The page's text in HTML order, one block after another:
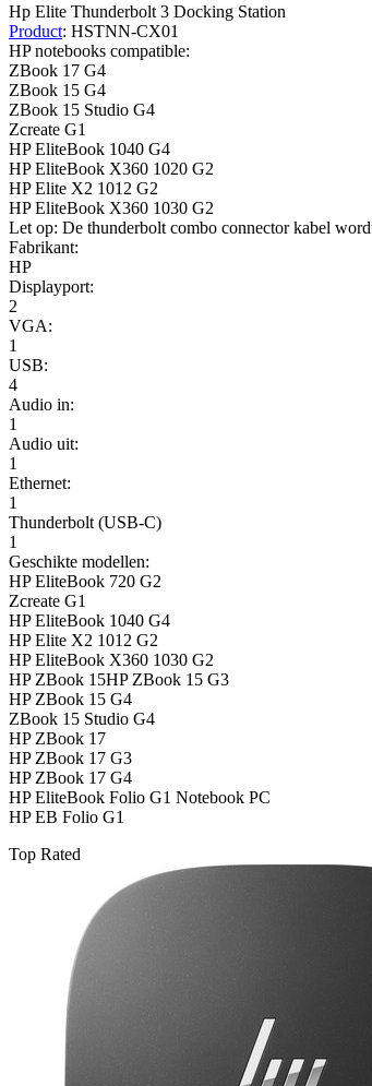
aantal
Hp Elite Thunderbolt 3 Docking Station
Product: HSTNN-CX01
HP notebooks compatible:
ZBook 17 G4
ZBook 15 G4
ZBook 15 Studio G4
Zcreate G1
HP EliteBook 1040 G4
HP EliteBook X360 1020 G2
HP Elite X2 1012 G2
HP EliteBook X360 1030 G2
Let op: De thunderbolt combo connector kabel
Fabrikant:
HP
Displayport:
2
VGA:
1
USB:
4
Audio in:
1
Audio uit:
1
Ethernet:
1
Thunderbolt (USB-C)
1
Geschikte modellen:
HP EliteBook 720 G2
Zcreate G1
HP EliteBook 1040 G4
HP Elite X2 1012 G2
HP EliteBook X360 1030 G2
HP ZBook 15HP ZBook 15 G3
HP ZBook 15 G4
ZBook 15 Studio G4
HP ZBook 17
HP ZBook 17 G3
HP ZBook 17 G4
HP EliteBook Folio G1 Notebook PC
HP EB Folio G1
Top Rated